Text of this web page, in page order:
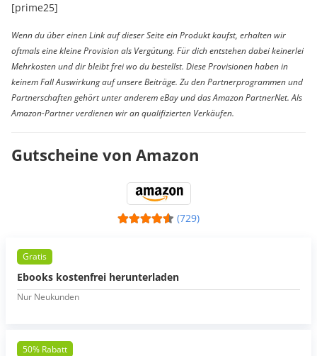
[prime25]
Wenn du über einen Link auf dieser Seite ein Produkt kaufst, erhalten wir
oftmals eine kleine Provision als Vergütung. Für dich entstehen dabei keinerlei
Mehrkosten und dir bleibt frei wo du bestellst. Diese Provisionen haben in
keinem Fall Auswirkung auf unsere Beiträge. Zu den Partnerprogrammen und
Partnerschaften gehört unter anderem eBay und das Amazon PartnerNet. Als
Amazon-Partner verdienen wir an qualifizierten Verkäufen.
Gutscheine von Amazon
(729)
Gratis
Ebooks kostenfrei herunterladen
Nur Neukunden
50% Rabatt